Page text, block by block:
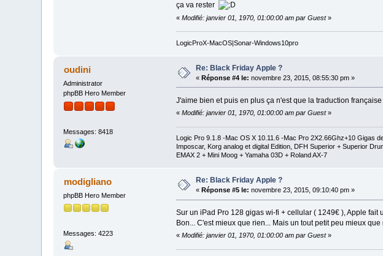
ça va rester
« Modifié: janvier 01, 1970, 01:00:00 am par Guest»
LogicProX-MacOS|Sonar-Windows10pro
oudini
Administrator
phpBB Hero Member
Messages: 8418
Re: Black Friday Apple ?
«Réponse #4 le: novembre 23, 2015, 08:55:30 pm »
J'aime bien et puis en plus ça n'est que la traduction
« Modifié: janvier 01, 1970, 01:00:00 am par Guest»
Logic Pro 9.1.8 -Mac OS X 10.11.6 -Mac Pro 2X2.66Ghz+10 Gigas
Imposcar, Korg analog et digital Edition, DFH Superior + Superior
EMAX 2 + Mini Moog + Yamaha 03D + Roland AX-7
modigliano
phpBB Hero Member
Messages: 4223
Re: Black Friday Apple ?
«Réponse #5 le: novembre 23, 2015, 09:10:40 pm »
Sur un iPad Pro 128 gigas wi-fi + cellular ( 1249€ ), Apple
Bon... C'est mieux que rien... Mais un tout petit peu mieux
« Modifié: janvier 01, 1970, 01:00:00 am par Guest»